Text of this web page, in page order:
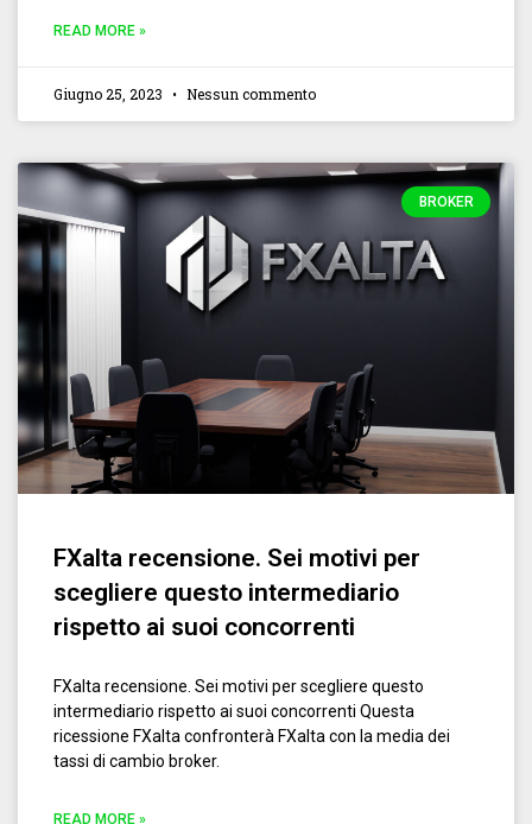
READ MORE »
Giugno 25, 2023 Nessun commento
BROKER
FXalta recensione. Sei motivi per
scegliere questo intermediario
rispetto ai suoi concorrenti
FXalta recensione. Sei motivi per scegliere questo
intermediario rispetto ai suoi concorrenti Questa
ricessione FXalta confronterà FXalta con la media dei
tassi di cambio broker.
READ MORE »